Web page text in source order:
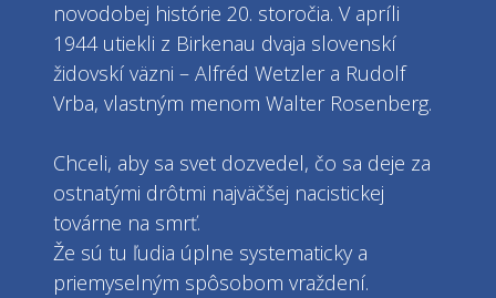
novodobej histórie 20. storočia. V apríli
1944 utiekli z Birkenau dvaja slovenskí
židovskí väzni – Alfréd Wetzler a Rudolf
Vrba, vlastným menom Walter Rosenberg.
Chceli, aby sa svet dozvedel, čo sa deje za
ostnatými drôtmi najväčšej nacistickej
továrne na smrť.
Že sú tu ľudia úplne systematicky a
priemyselným spôsobom vraždení.